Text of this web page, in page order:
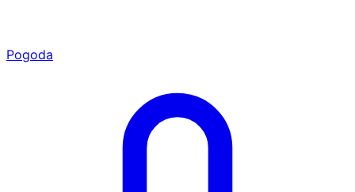
Pogoda